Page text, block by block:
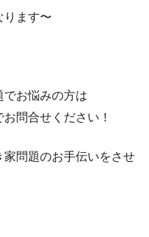
ます〜
お悩みの方は
問合せください！
問題のお手伝いをさせ